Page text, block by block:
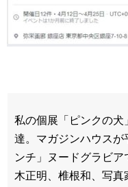
私の個展「ピンクの
達。マガジンハウス
ンチ」ヌードグラビ
木正明、椎根和、写